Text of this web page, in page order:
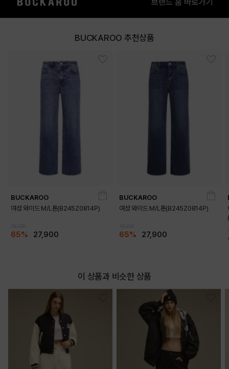
BUCKAROO 추천상품
BUCKAROO
여성 와이드 M/L톤(B245Z0814P)
65% 27,900
BUCKAROO
여성 와이드 M/L톤(B245Z0814P)
65% 27,900
이 상품과 비슷한 상품